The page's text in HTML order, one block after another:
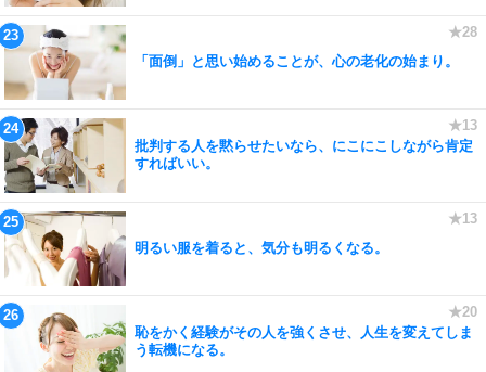
「面倒」と思い始めることが、心の老化の始まり。
批判する人を黙らせたいなら、にこにこしながら肯定
すればいい。
明るい服を着ると、気分も明るくなる。
恥をかく経験がその人を強くさせ、人生を変えてしま
う転機になる。